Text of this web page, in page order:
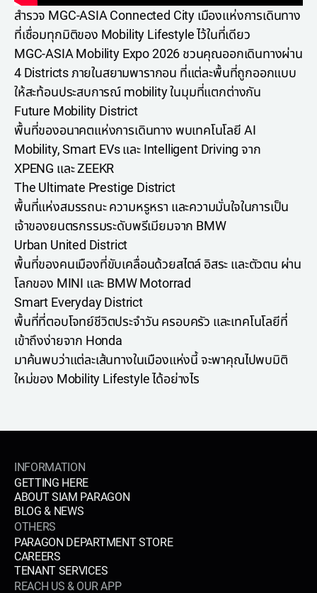
สำรวจ MGC-ASIA Connected City เมืองแห่งการเดินทาง
ที่เชื่อมทุกมิติของ Mobility Lifestyle ไว้ในที่เดียว
MGC-ASIA Mobility Expo 2026 ชวนคุณออกเดินทางผ่าน
4 Districts ภายในสยามพารากอน ที่แต่ละพื้นที่ถูกออกแบบ
ให้สะท้อนประสบการณ์ mobility ในมุมที่แตกต่างกัน
Future Mobility District
พื้นที่ของอนาคตแห่งการเดินทาง พบเทคโนโลยี AI
Mobility, Smart EVs และ Intelligent Driving จาก
XPENG และ ZEEKR
The Ultimate Prestige District
พื้นที่แห่งสมรรถนะ ความหรูหรา และความมั่นใจในการเป็น
เจ้าของยนตรกรรมระดับพรีเมียมจาก BMW
Urban United District
พื้นที่ของคนเมืองที่ขับเคลื่อนด้วยสไตล์ อิสระ และตัวตน ผ่าน
โลกของ MINI และ BMW Motorrad
Smart Everyday District
พื้นที่ที่ตอบโจทย์ชีวิตประจำวัน ครอบครัว และเทคโนโลยีที่
เข้าถึงง่ายจาก Honda
มาค้นพบว่าแต่ละเส้นทางในเมืองแห่งนี้ จะพาคุณไปพบมิติ
ใหม่ของ Mobility Lifestyle ได้อย่างไร
INFORMATION
GETTING HERE
ABOUT SIAM PARAGON
BLOG & NEWS
OTHERS
PARAGON DEPARTMENT STORE
CAREERS
TENANT SERVICES
REACH US & OUR APP